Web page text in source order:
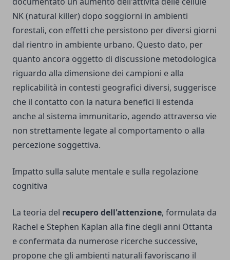
NK (natural killer) dopo soggiorni in ambienti
forestali, con effetti che persistono per diversi giorni
dal rientro in ambiente urbano. Questo dato, per
quanto ancora oggetto di discussione metodologica
riguardo alla dimensione dei campioni e alla
replicabilità in contesti geografici diversi, suggerisce
che il contatto con la natura benefici li estenda
anche al sistema immunitario, agendo attraverso vie
non strettamente legate al comportamento o alla
percezione soggettiva.
Impatto sulla salute mentale e sulla regolazione
cognitiva
La teoria del recupero dell'attenzione, formulata da
Rachel e Stephen Kaplan alla fine degli anni Ottanta
e confermata da numerose ricerche successive,
propone che gli ambienti naturali favoriscano il